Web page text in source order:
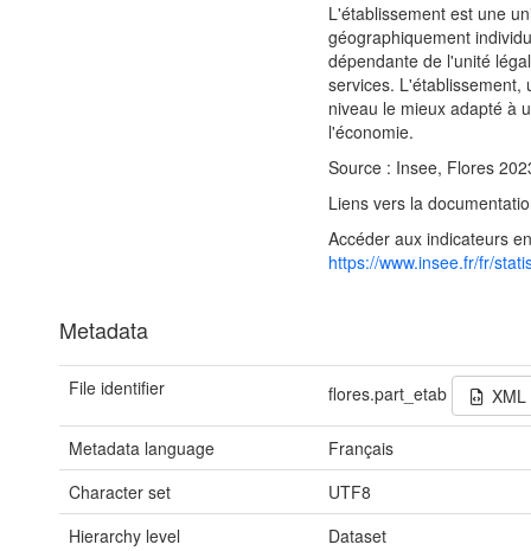
L'établissement est une
géographiquement
dépendante de l'unité
services. L'établissement,
niveau le mieux adapté à
l'économie.
Source : Insee, Flores
Liens vers la
Accéder aux indicateurs
https://www.insee.fr/fr/
Metadata
File identifier flores.part_etab XML
Metadata language
Français
Character set
UTF8
Hierarchy level
Dataset